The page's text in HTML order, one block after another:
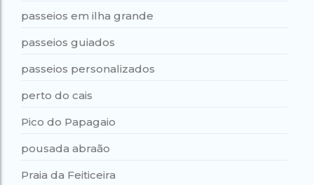
passeios em ilha grande
passeios guiados
passeios personalizados
perto do cais
Pico do Papagaio
pousada abraão
Praia da Feiticeira